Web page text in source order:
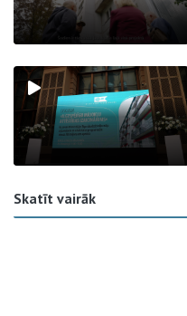
Skatīt vairāk